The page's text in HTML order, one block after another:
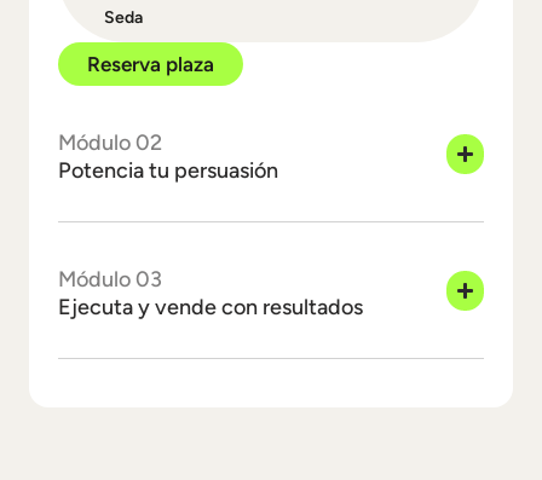
Seda
Reserva plaza
Módulo 02
Potencia tu persuasión
Módulo 03
Ejecuta y vende con resultados